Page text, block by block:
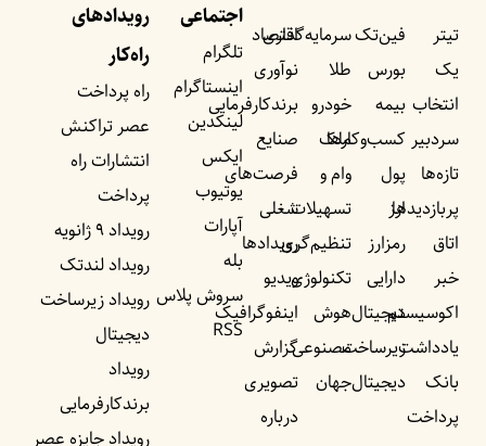
تیتر
یک
انتخاب
سردبیر
تازه‌ها
پربازدید‌ها
اتاق
خبر
اکوسیستم
یادداشت‌
بانک
پرداخت
فین‌تک
بورس
بیمه
کسب‌وکار‌ها
پول
ارز
رمزارز
دارایی
دیجیتال
زیرساخت
دیجیتال
سرمایه‌گذاری
طلا
خودرو
ملک
وام و
تسهیلات
تنظیم‌گری
تکنولوژی
هوش
مصنوعی
جهان
اقتصاد
نوآوری
برندکارفرمایی
صنایع
فرصت‌های
شغلی
رویداد‌ها
ویدیو
اینفوگرافیک
گزارش
تصویری
درباره
اجتماعی
تلگرام
اینستاگرام
لینکدین
ایکس
یوتیوب
آپارات
بله
سروش پلاس
RSS
رویداد‌های
راه‌کار
راه پرداخت
عصر تراکنش
انتشارات راه
پرداخت
رویداد ۹ ژانویه
رویداد لندتک
رویداد زیرساخت
دیجیتال
رویداد
برندکارفرمایی
رویداد جایزه عصر